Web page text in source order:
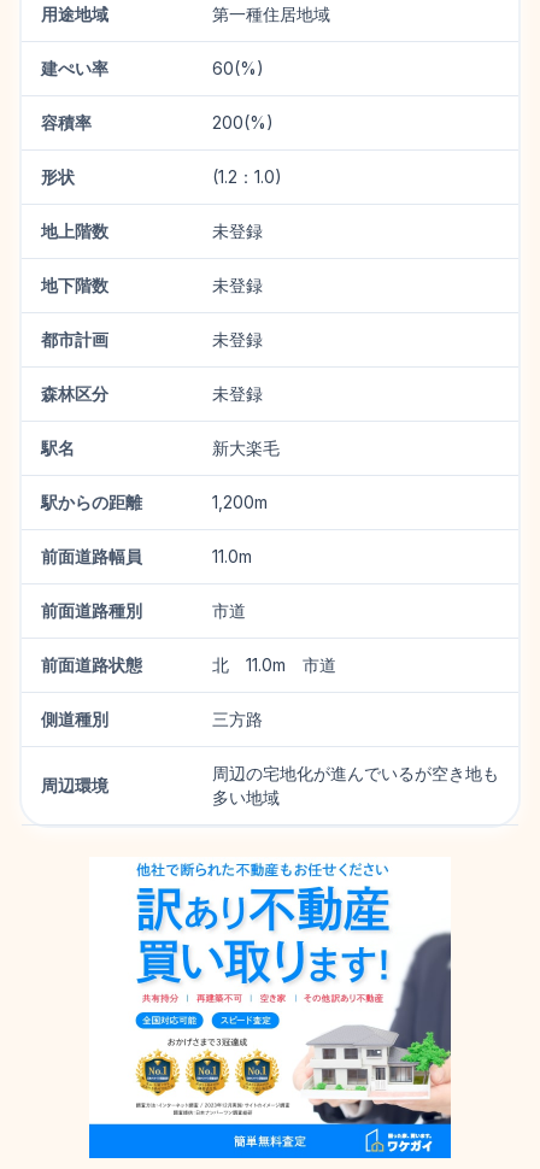
用途地域 第一種住居地域
建ぺい率 60(%)
容積率 200(%)
形状 (1.2：1.0)
地上階数 未登録
地下階数 未登録
都市計画 未登録
森林区分 未登録
駅名 新大楽毛
駅からの距離 1,200m
前面道路幅員 11.0m
前面道路種別 市道
前面道路状態 北 11.0m 市道
側道種別 三方路
周辺環境
周辺の宅地化が進んでいるが空き地も
多い地域